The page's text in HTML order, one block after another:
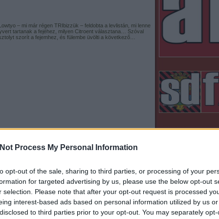
Process My Personal Information
opt-out of the sale, sharing to third parties, or processing of your
for targeted advertising by us, please use the below opt-out
selection. Please note that after your opt-out request is processed
interest-based ads based on personal information utilized by us
to third parties prior to your opt-out. You may separately
– mi már régen TRIbizzük – feldobta a levlistán, mi lenne
tartanak a fejéhez, milyen Citroent választana… Szóval
szorít a fejemhez, és fülembe üvölti a következő…
évek
hét xm
Citroen pénzügyi helyzete ismét megingott. Valójában már 1970-
sejteni lehetett, hogy nem lesz semmi jó abból, ha ez a
is szembepisál a széllel. Legtöbb autógyár ebben az